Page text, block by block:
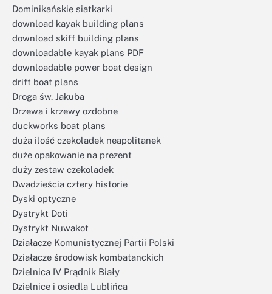
Dominikańskie siatkarki
download kayak building plans
download skiff building plans
downloadable kayak plans PDF
downloadable power boat design
drift boat plans
Droga św. Jakuba
Drzewa i krzewy ozdobne
duckworks boat plans
duża ilość czekoladek neapolitanek
duże opakowanie na prezent
duży zestaw czekoladek
Dwadzieścia cztery historie
Dyski optyczne
Dystrykt Doti
Dystrykt Nuwakot
Działacze Komunistycznej Partii Polski
Działacze środowisk kombatanckich
Dzielnica IV Prądnik Biały
Dzielnice i osiedla Lublińca